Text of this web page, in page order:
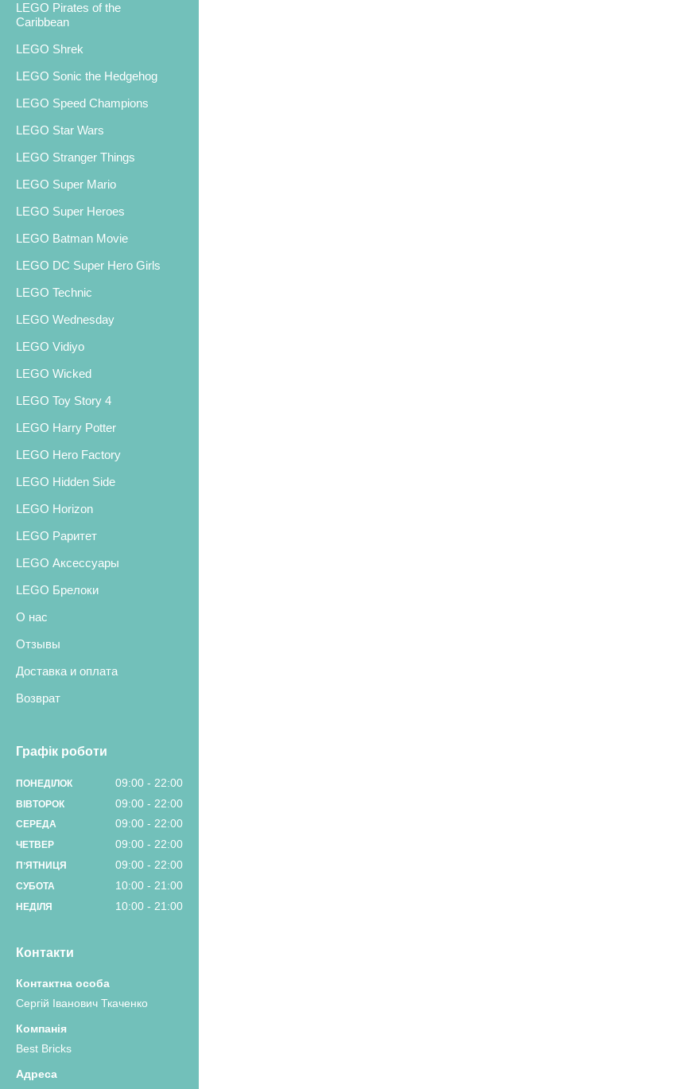
LEGO Pirates of the
Caribbean
LEGO Shrek
LEGO Sonic the Hedgehog
LEGO Speed Champions
LEGO Star Wars
LEGO Stranger Things
LEGO Super Mario
LEGO Super Heroes
LEGO Batman Movie
LEGO DC Super Hero Girls
LEGO Technic
LEGO Wednesday
LEGO Vidiyo
LEGO Wicked
LEGO Toy Story 4
LEGO Harry Potter
LEGO Hero Factory
LEGO Hidden Side
LEGO Horizon
LEGO Раритет
LEGO Аксессуары
LEGO Брелоки
О нас
Отзывы
Доставка и оплата
Возврат
Графік роботи
ПОНЕДІЛОК 09:00 22:00
ВІВТОРОК 09:00 22:00
СЕРЕДА 09:00 22:00
ЧЕТВЕР 09:00 22:00
ПʼЯТНИЦЯ 09:00 22:00
СУБОТА 10:00 21:00
НЕДІЛЯ 10:00 21:00
Контакти
Сергій Іванович Ткаченко
Best Bricks